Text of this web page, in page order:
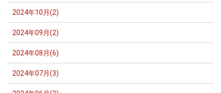
2024年10月(2)
2024年09月(2)
2024年08月(6)
2024年07月(3)